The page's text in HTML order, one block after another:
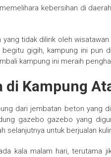
kebersihan di
tidak dilirik oleh
gigih, kampung ini pun
kampung ini meraih
di Kampung
dari jembatan beton yang
gazebo gazebo yang
selanjutnya untuk berjualan
kala malam hari, terutama